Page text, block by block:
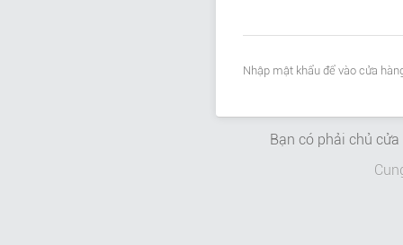
Nhập mật khẩu để vào cửa
Bạn có phải chủ